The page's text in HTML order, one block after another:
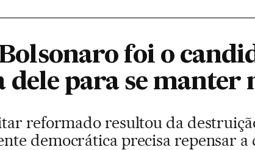
foi o
dele para se manter
reformado resultou da
democrática precisa repensar a